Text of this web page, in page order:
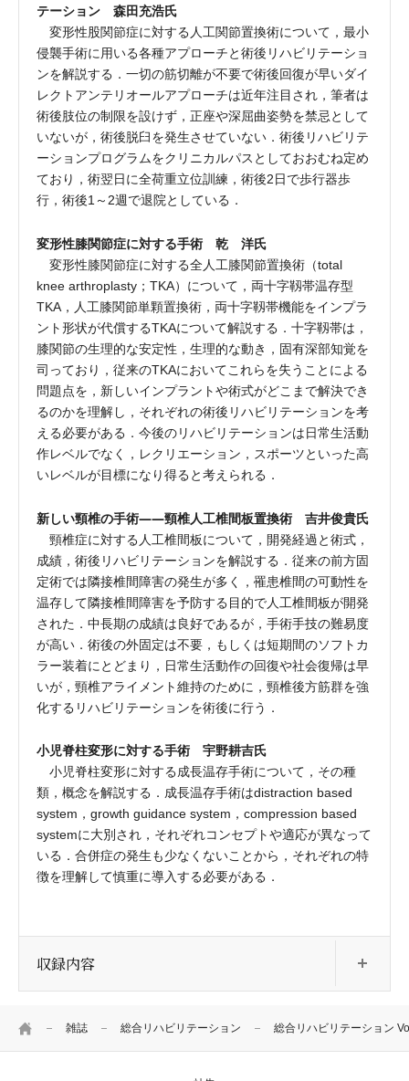
HOME 雑誌 総合リハビリテーション 総合リハビリテーション
テーション 森田充浩氏
変形性股関節症に対する人工関節置換術について，最小
侵襲手術に用いる各種アプローチと術後リハビリテーショ
ンを解説する．一切の筋切離が不要で術後回復が早いダイ
レクトアンテリオールアプローチは近年注目され，筆者は
術後肢位の制限を設けず，正座や深屈曲姿勢を禁忌として
いないが，術後脱臼を発生させていない．術後リハビリテ
ーションプログラムをクリニカルパスとしておおむね定め
ており，術翌日に全荷重立位訓練，術後2日で歩行器歩
行，術後1～2週で退院としている．
変形性膝関節症に対する手術 乾 洋氏
変形性膝関節症に対する全人工膝関節置換術（total
knee arthroplasty；TKA）について，両十字靱帯温存型
TKA，人工膝関節単顆置換術，両十字靱帯機能をインプラ
ント形状が代償するTKAについて解説する．十字靱帯は，
膝関節の生理的な安定性，生理的な動き，固有深部知覚を
司っており，従来のTKAにおいてこれらを失うことによる
問題点を，新しいインプラントや術式がどこまで解決でき
るのかを理解し，それぞれの術後リハビリテーションを考
える必要がある．今後のリハビリテーションは日常生活動
作レベルでなく，レクリエーション，スポーツといった高
いレベルが目標になり得ると考えられる．
新しい頸椎の手術――頸椎人工椎間板置換術 吉井俊貴氏
頸椎症に対する人工椎間板について，開発経過と術式，
成績，術後リハビリテーションを解説する．従来の前方固
定術では隣接椎間障害の発生が多く，罹患椎間の可動性を
温存して隣接椎間障害を予防する目的で人工椎間板が開発
された．中長期の成績は良好であるが，手術手技の難易度
が高い．術後の外固定は不要，もしくは短期間のソフトカ
ラー装着にとどまり，日常生活動作の回復や社会復帰は早
いが，頸椎アライメント維持のために，頸椎後方筋群を強
化するリハビリテーションを術後に行う．
小児脊柱変形に対する手術 宇野耕吉氏
小児脊柱変形に対する成長温存手術について，その種
類，概念を解説する．成長温存手術はdistraction based
system，growth guidance system，compression based
systemに大別され，それぞれコンセプトや適応が異なって
いる．合併症の発生も少なくないことから，それぞれの特
徴を理解して慎重に導入する必要がある．
収録内容